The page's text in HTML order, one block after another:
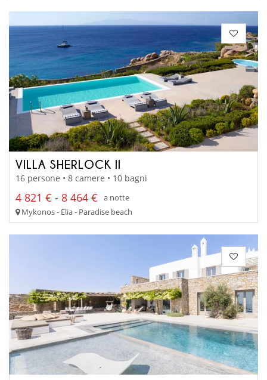
VILLA SHERLOCK II
16 persone • 8 camere • 10 bagni
4 821 € - 8 464 €
a notte
Mykonos - Elia - Paradise beach